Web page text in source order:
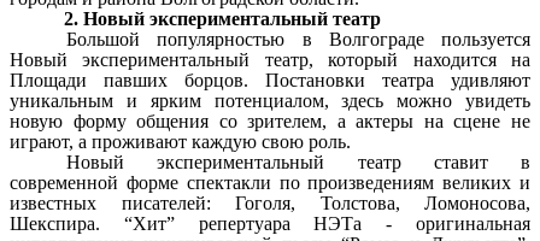
2. Новый экспериментальный театр
Большой популярностью в Волгограде пользуется
Новый экспериментальный театр, который находится на
Площади павших борцов. Постановки театра удивляют
уникальным и ярким потенциалом, здесь можно увидеть
новую форму общения со зрителем, а актеры на сцене не
играют, а проживают каждую свою роль.
Новый экспериментальный театр ставит в
современной форме спектакли по произведениям великих и
известных писателей: Гоголя, Толстова, Ломоносова,
Шекспира. “Хит” репертуара НЭТа - оригинальная